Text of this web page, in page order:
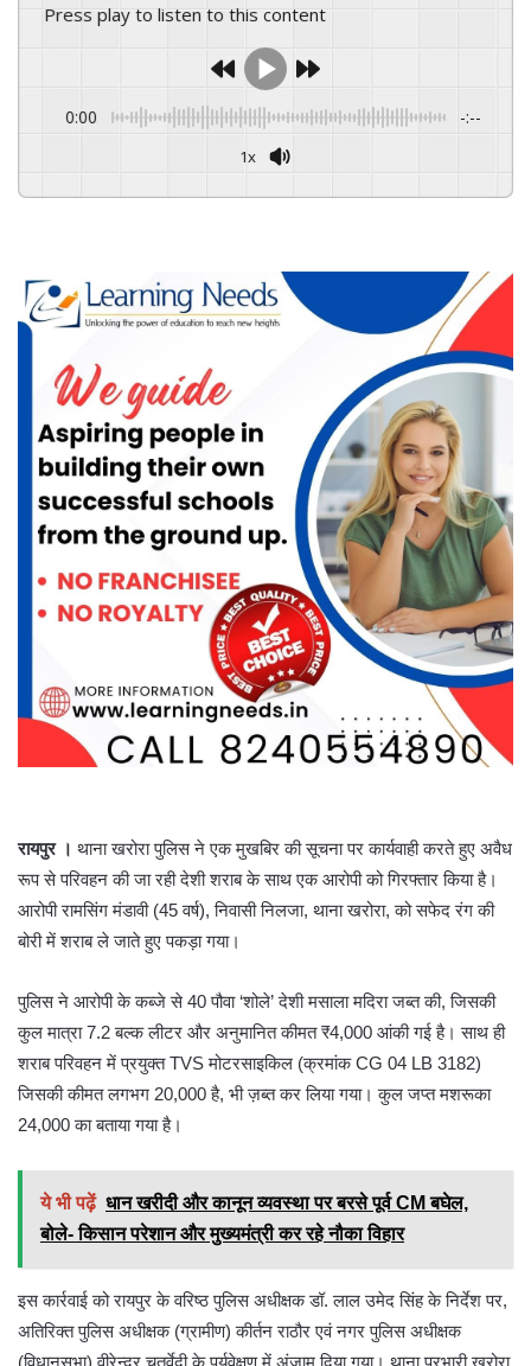
Press play to listen to this content
0:00 -:--
1x
रायपुर । थाना खरोरा पुलिस ने एक मुखबिर की सूचना पर कार्यवाही करते हुए अवैध
रूप से परिवहन की जा रही देशी शराब के साथ एक आरोपी को गिरफ्तार किया है।
आरोपी रामसिंग मंडावी (45 वर्ष), निवासी निलजा, थाना खरोरा, को सफेद रंग की
बोरी में शराब ले जाते हुए पकड़ा गया।
पुलिस ने आरोपी के कब्जे से 40 पौवा ‘शोले’ देशी मसाला मदिरा जब्त की, जिसकी
कुल मात्रा 7.2 बल्क लीटर और अनुमानित कीमत ₹4,000 आंकी गई है। साथ ही
शराब परिवहन में प्रयुक्त TVS मोटरसाइकिल (क्रमांक CG 04 LB 3182)
जिसकी कीमत लगभग 20,000 है, भी ज़ब्त कर लिया गया। कुल जप्त मशरूका
24,000 का बताया गया है।
ये भी पढ़ें धान खरीदी और कानून व्यवस्था पर बरसे पूर्व CM बघेल,
बोले- किसान परेशान और मुख्यमंत्री कर रहे नौका विहार
इस कार्रवाई को रायपुर के वरिष्ठ पुलिस अधीक्षक डॉ. लाल उमेद सिंह के निर्देश पर,
अतिरिक्त पुलिस अधीक्षक (ग्रामीण) कीर्तन राठौर एवं नगर पुलिस अधीक्षक